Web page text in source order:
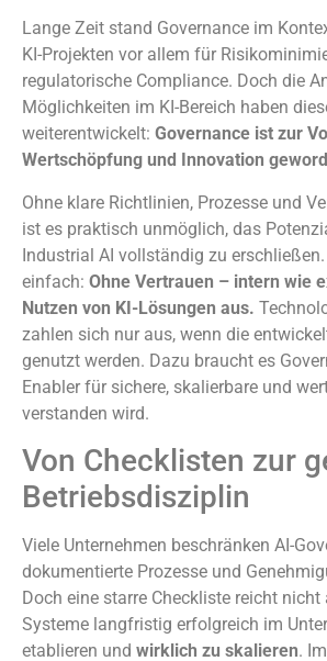
Lange Zeit stand Governance im
KI-Projekten vor allem für
regulatorische Compliance. Doch die
Möglichkeiten im KI-Bereich haben
weiterentwickelt: Governance ist zur
Wertschöpfung und Innovation
Ohne klare Richtlinien, Prozesse und
ist es praktisch unmöglich, das
Industrial AI vollständig zu
einfach: Ohne Vertrauen – intern wie
Nutzen von KI-Lösungen aus.
zahlen sich nur aus, wenn die
genutzt werden. Dazu braucht es
Enabler für sichere, skalierbare und
verstanden wird.
Von Checklisten zur
Betriebsdisziplin
Viele Unternehmen beschränken AI-
dokumentierte Prozesse und
Doch eine starre Checkliste reicht nicht
Systeme langfristig erfolgreich im
etablieren und wirklich zu skalieren.